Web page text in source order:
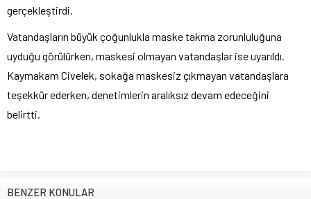
gerçekleştirdi.
Vatandaşların büyük çoğunlukla maske takma zorunluluğuna
uyduğu görülürken, maskesi olmayan vatandaşlar ise uyarıldı.
Kaymakam Civelek, sokağa maskesiz çıkmayan vatandaşlara
teşekkür ederken, denetimlerin aralıksız devam edeceğini
belirtti.
BENZER KONULAR